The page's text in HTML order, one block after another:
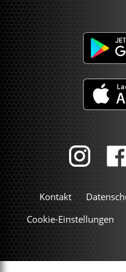
Kontakt
Cookie-Einstellungen